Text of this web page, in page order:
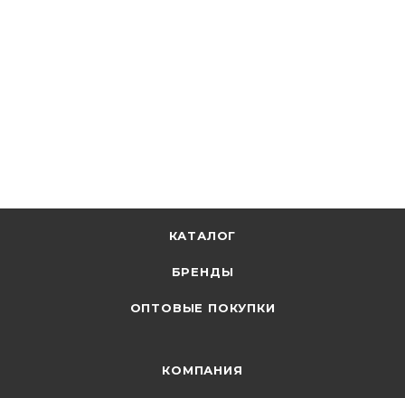
КАТАЛОГ
БРЕНДЫ
ОПТОВЫЕ ПОКУПКИ
КОМПАНИЯ